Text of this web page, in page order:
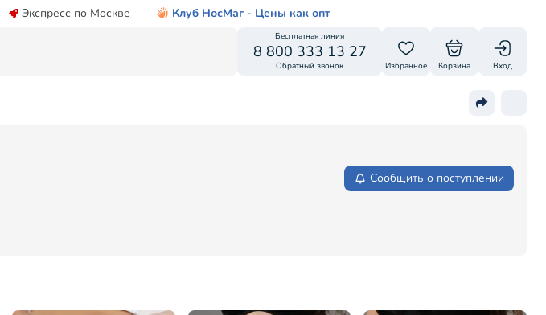
Экспресс по Москве Клуб НосМаг - Цены как опт
Бесплатная линия
8 800 333 13 27
Обратный звонок Избранное Корзина Вход
Сообщить о поступлении